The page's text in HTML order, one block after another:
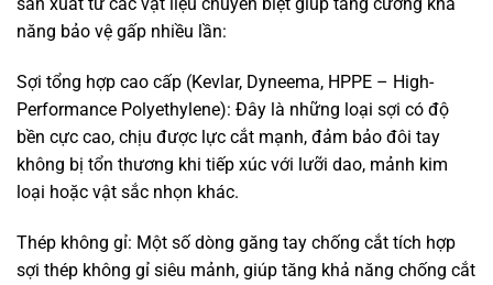
năng bảo vệ gấp nhiều lần:
Sợi tổng hợp cao cấp (Kevlar, Dyneema, HPPE – High-
Performance Polyethylene): Đây là những loại sợi có độ
bền cực cao, chịu được lực cắt mạnh, đảm bảo đôi tay
không bị tổn thương khi tiếp xúc với lưỡi dao, mảnh kim
loại hoặc vật sắc nhọn khác.
Thép không gỉ: Một số dòng găng tay chống cắt tích hợp
sợi thép không gỉ siêu mảnh, giúp tăng khả năng chống cắt